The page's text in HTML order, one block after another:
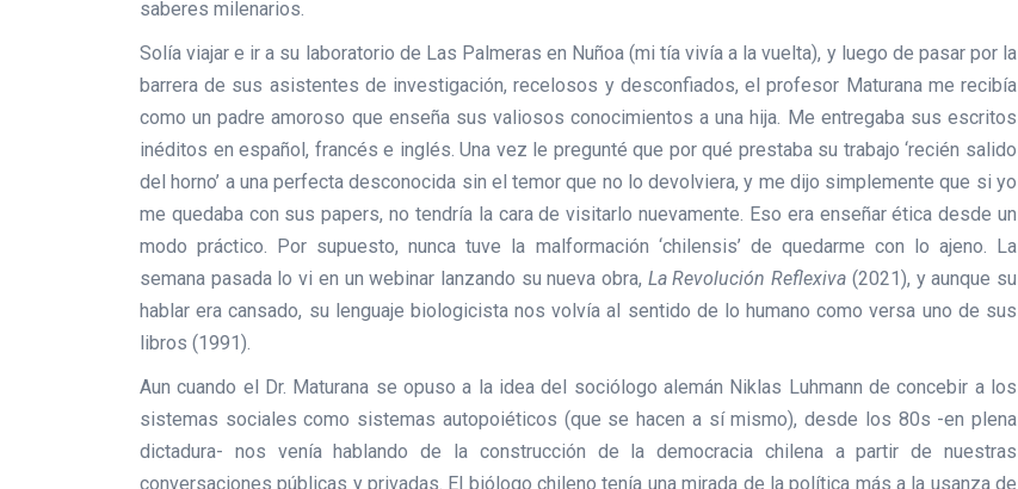
saberes milenarios.
Solía viajar e ir a su laboratorio de Las Palmeras en Nuñoa (mi tía vivía a la vuelta), y luego de pasar por la
barrera de sus asistentes de investigación, recelosos y desconfiados, el profesor Maturana me recibía
como un padre amoroso que enseña sus valiosos conocimientos a una hija. Me entregaba sus escritos
inéditos en español, francés e inglés. Una vez le pregunté que por qué prestaba su trabajo ‘recién salido
del horno’ a una perfecta desconocida sin el temor que no lo devolviera, y me dijo simplemente que si yo
me quedaba con sus papers, no tendría la cara de visitarlo nuevamente. Eso era enseñar ética desde un
modo práctico. Por supuesto, nunca tuve la malformación ‘chilensis’ de quedarme con lo ajeno. La
semana pasada lo vi en un webinar lanzando su nueva obra, La Revolución Reflexiva (2021), y aunque su
hablar era cansado, su lenguaje biologicista nos volvía al sentido de lo humano como versa uno de sus
libros (1991).
Aun cuando el Dr. Maturana se opuso a la idea del sociólogo alemán Niklas Luhmann de concebir a los
sistemas sociales como sistemas autopoiéticos (que se hacen a sí mismo), desde los 80s -en plena
dictadura- nos venía hablando de la construcción de la democracia chilena a partir de nuestras
conversaciones públicas y privadas. El biólogo chileno tenía una mirada de la política más a la usanza de